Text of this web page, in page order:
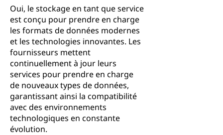
Oui, le stockage en tant que service
est conçu pour prendre en charge
les formats de données modernes
et les technologies innovantes. Les
fournisseurs mettent
continuellement à jour leurs
services pour prendre en charge
de nouveaux types de données,
garantissant ainsi la compatibilité
avec des environnements
technologiques en constante
évolution.